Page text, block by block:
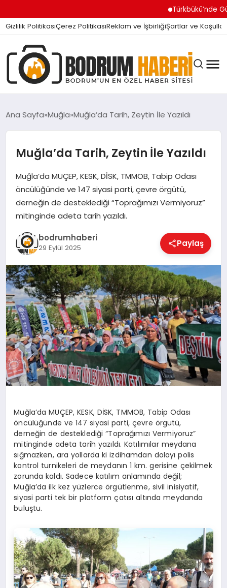
Türkbükü’nde Gündem
Gizlilik PolitikasıÇerez PolitikasıReklam ve İşbirliğiŞartlar ve Koşullar
SIYASET
MAGAZIN
KÖŞE YAZILARI
YAŞAM
SPOR
MUĞLA
Ana Sayfa Muğla Muğla’da Tarih, Zeytin İle Yazıldı
Muğla’da Tarih, Zeytin İle Yazıldı
Muğla’da MUÇEP, KESK, DİSK, TMMOB, Tabip Odası
öncülüğünde ve 147 siyasi parti, çevre örgütü,
derneğin de desteklediği “Toprağımızı Vermiyoruz”
mitinginde adeta tarih yazıldı.
bodrumhaberi
29 Eylül 2025 Paylaş
Muğla’da MUÇEP, KESK, DİSK, TMMOB, Tabip Odası
öncülüğünde ve 147 siyasi parti, çevre örgütü,
derneğin de desteklediği “Toprağımızı Vermiyoruz”
mitinginde adeta tarih yazıldı. Katılımılar meydana
sığmazken, ara yollarda ki izdihamdan dolayı polis
kontrol turnikeleri de meydanın 1 km. gerisine çekilmek
zorunda kaldı. Sadece katılım anlamında değil;
Muğla’da ilk kez yüzlerce örgütlenme, sivil inisiyatif,
siyasi parti tek bir platform çatısı altında meydanda
buluştu.